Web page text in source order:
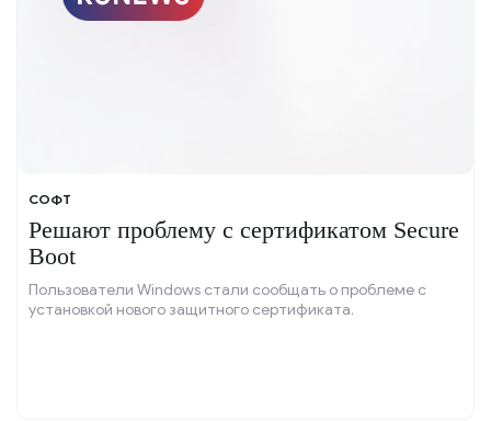
СОФТ
Решают проблему с сертификатом Secure
Boot
Пользователи Windows стали сообщать о проблеме с
установкой нового защитного сертификата.